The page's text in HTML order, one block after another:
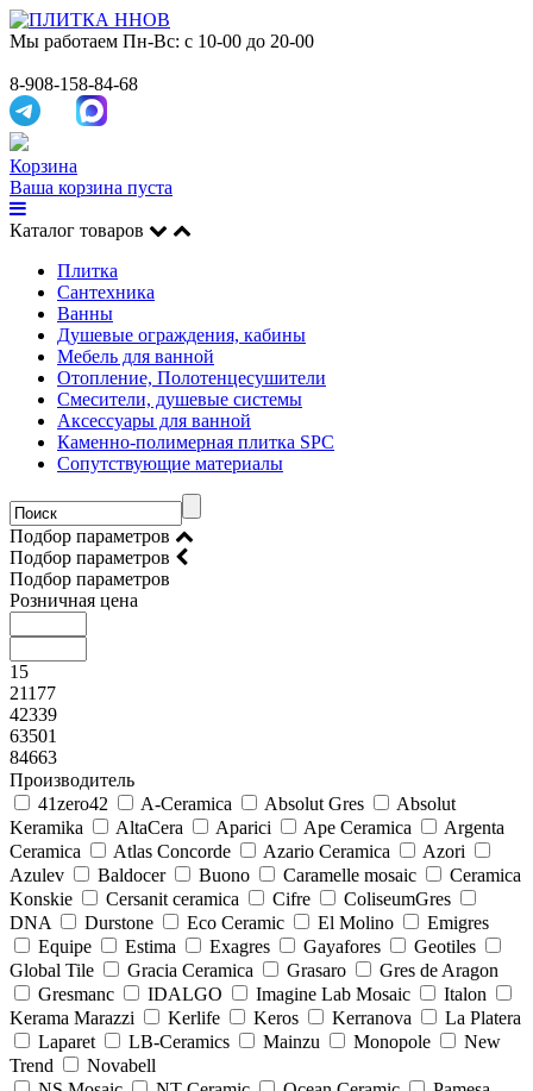
Мы работаем Пн-Вс: с 10-00 до 20-00
8-908-158-84-68
Корзина
Ваша корзина пуста
Каталог товаров
Плитка
Сантехника
Ванны
Душевые ограждения, кабины
Мебель для ванной
Отопление, Полотенцесушители
Смесители, душевые системы
Аксессуары для ванной
Каменно-полимерная плитка SPC
Сопутствующие материалы
Подбор параметров
Подбор параметров
Подбор параметров
Розничная цена
15
21177
42339
63501
84663
Производитель
41zero42
A-Ceramica Absolut Gres
Absolut
Keramika
AltaCera Aparici Ape Ceramica
Argenta
Ceramica
Atlas Concorde Azario Ceramica
Azori
Azulev
Baldocer Buono Caramelle mosaic
Ceramica
Konskie
Cersanit ceramica Cifre
ColiseumGres
DNA
Durstone Eco Ceramic El Molino
Emigres
Equipe
Estima Exagres Gayafores
Geotiles
Global Tile
Gracia Ceramica Grasaro
Gres de Aragon
Gresmanc
IDALGO Imagine Lab Mosaic
Italon
Kerama Marazzi
Kerlife Keros Kerranova
La Platera
Laparet
LB-Ceramics Mainzu Monopole
New
Trend
Novabell